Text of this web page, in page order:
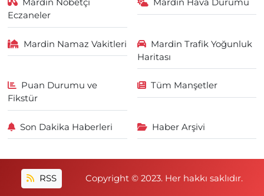
Mardin Nöbetçi
Eczaneler
Mardin Hava Durumu
Mardin Namaz Vakitleri
Mardin Trafik Yoğunluk
Haritası
Puan Durumu ve
Fikstür
Tüm Manşetler
Son Dakika Haberleri Haber Arşivi
RSS Copyright © 2023. Her hakkı saklıdır.